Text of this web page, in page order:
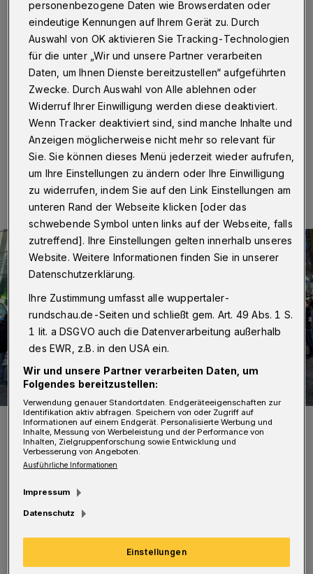
Wuppertal·Mit einer Kundgebung und Demonstration
traten am Dienstagabend (13. Februar 2018) rund 350
bis 400 Kurden und Unterstützer in Elberfeld auf. Unter
dem Motto "Schulter an Schulter gegen Faschismus"
protestierten sie gegen den militärischen Einsatz der
Türkei im kurdischen Syrien.
Eine Minute Lesezeit
Die Demonstranten an der Alten Freiheit.
Foto: Dirk Lotze
Von Dirk Lotze
Mit Bezug auf den Einsatz von Waffen, die aus
personenbezogene Daten wie Browserdaten oder
eindeutige Kennungen auf Ihrem Gerät zu. Durch
Auswahl von OK aktivieren Sie Tracking-Technologien
für die unter „Wir und unsere Partner verarbeiten
Daten, um Ihnen Dienste bereitzustellen“ aufgeführten
Zwecke. Durch Auswahl von Alle ablehnen oder
Widerruf Ihrer Einwilligung werden diese deaktiviert.
Wenn Tracker deaktiviert sind, sind manche Inhalte und
Anzeigen möglicherweise nicht mehr so relevant für
Sie. Sie können dieses Menü jederzeit wieder aufrufen,
um Ihre Einstellungen zu ändern oder Ihre Einwilligung
zu widerrufen, indem Sie auf den Link Einstellungen am
unteren Rand der Webseite klicken [oder das
schwebende Symbol unten links auf der Webseite, falls
zutreffend]. Ihre Einstellungen gelten innerhalb unseres
Website. Weitere Informationen finden Sie in unserer
Datenschutzerklärung.
Ihre Zustimmung umfasst alle wuppertaler-
rundschau.de-Seiten und schließt gem. Art. 49 Abs. 1 S.
1 lit. a DSGVO auch die Datenverarbeitung außerhalb
des EWR, z.B. in den USA ein.
Wir und unsere Partner verarbeiten Daten, um
Folgendes bereitzustellen:
Verwendung genauer Standortdaten. Endgeräteeigenschaften zur
Identifikation aktiv abfragen. Speichern von oder Zugriff auf
Informationen auf einem Endgerät. Personalisierte Werbung und
Inhalte, Messung von Werbeleistung und der Performance von
Inhalten, Zielgruppenforschung sowie Entwicklung und
Verbesserung von Angeboten.
Ausführliche Informationen
Impressum
Datenschutz
Einstellungen